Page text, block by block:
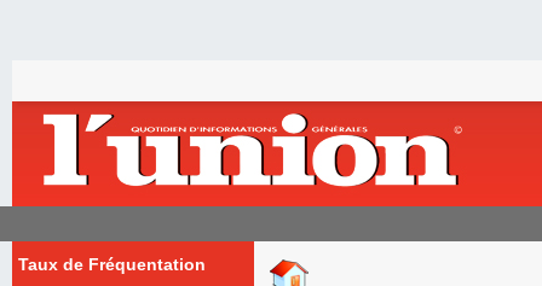
Taux de Fréquentation